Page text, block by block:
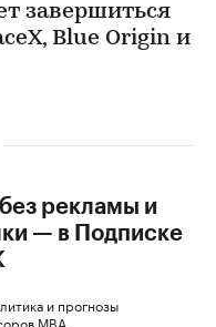
завершиться
Blue Origin и
рекламы и
— в Подписке
и прогнозы
MBA